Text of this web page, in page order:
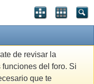
de revisar la
del foro. Si
que te